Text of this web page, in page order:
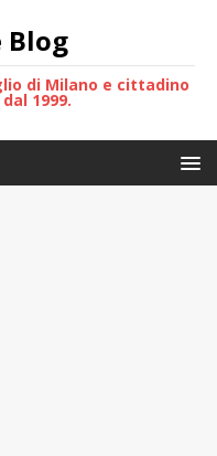
Blog
di Milano e cittadino
1999.